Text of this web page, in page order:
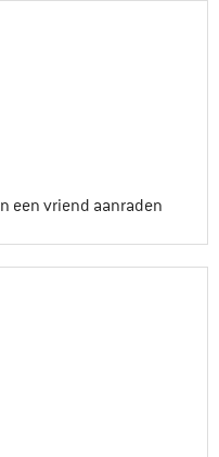
een vriend aanraden